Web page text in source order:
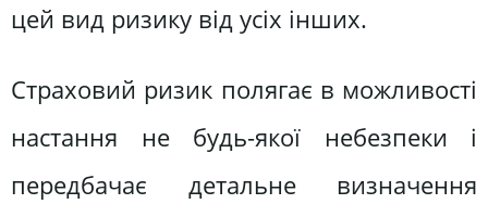
цей вид ризику від усіх інших.
Страховий ризик полягає в можливості
настання не будь-якої небезпеки і
передбачає детальне визначення